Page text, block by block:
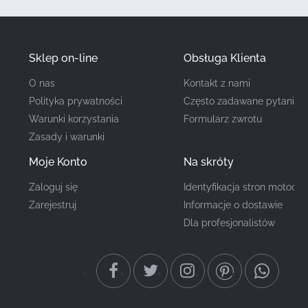
dopasowanie do konturu panelu.
objęta zapewnieniem jakości Kawasaki, co daje
spokój ducha w zakresie trwałości kleju i
wytrzymałości materiału w różnych warunkach jazdy.
Oficjalna Dystrybucja:
przez autoryzowane kanały, masz gwarancję
fabrycznie nowego produktu, który był
przechowywany w warunkach kontrolowanej
temperatury, aby zachować integralność kleju.
Kawasaki
Sklep on-line
O nas
Polityka prywatności
Warunki korzystania
Zasady i warunki
Moje Konto
Zaloguj się
Zarejestruj
Obsługa Klienta
Kontakt z nami
Często zadawane pytania
Formularz zwrotu
Na skróty
Identyfikacja stron
Informacje o dostawie
Dla profesjonalistów